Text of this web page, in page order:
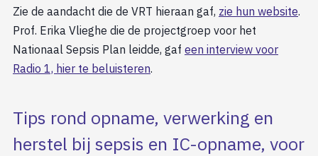
Zie de aandacht die de VRT hieraan gaf, zie hun website.
Prof. Erika Vlieghe die de projectgroep voor het
Nationaal Sepsis Plan leidde, gaf een interview voor
Radio 1, hier te beluisteren.
Tips rond opname, verwerking en
herstel bij sepsis en IC-opname, voor